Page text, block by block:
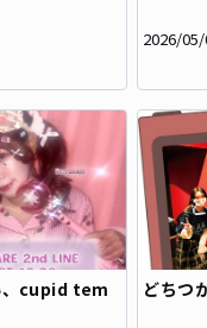
2026/05/
、cupid tem
どちつ